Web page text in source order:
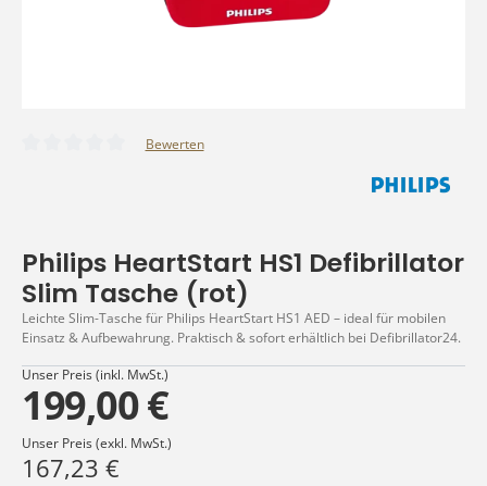
Bewerten
Philips HeartStart HS1 Defibrillator
Slim Tasche (rot)
Leichte Slim-Tasche für Philips HeartStart HS1 AED – ideal für mobilen
Einsatz & Aufbewahrung. Praktisch & sofort erhältlich bei Defibrillator24.
Unser Preis (inkl. MwSt.)
199,00 €
Unser Preis (exkl. MwSt.)
167,23 €